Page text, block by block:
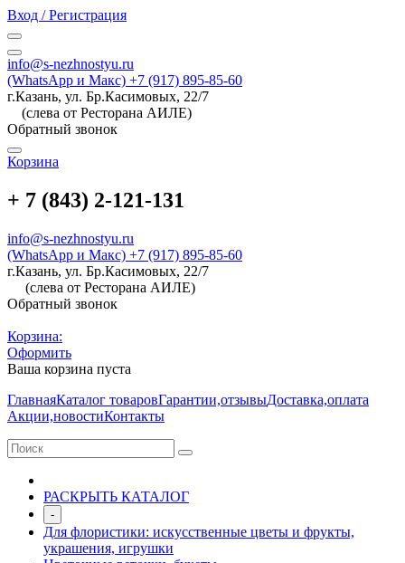
Вход / Регистрация
info@s-nezhnostyu.ru
(WhatsApp и Макс) +7 (917) 895-85-60
г.Казань, ул. Бр.Касимовых, 22/7
(слева от Ресторана АИЛЕ)
Обратный звонок
Корзина
+ 7 (843) 2-121-131
info@s-nezhnostyu.ru
(WhatsApp и Макс) +7 (917) 895-85-60
г.Казань, ул. Бр.Касимовых, 22/7
(слева от Ресторана АИЛЕ)
Обратный звонок
Корзина:
Оформить
Ваша корзина пуста
ГлавнаяКаталог товаровГарантии,отзывыДоставка,оплата
Акции,новостиКонтакты
РАСКРЫТЬ КАТАЛОГ
-
Для флористики: искусственные цветы и фрукты,
украшения, игрушки